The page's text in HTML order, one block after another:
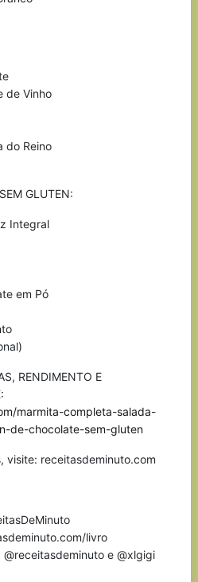
de Vinho
do Reino
GLUTEN:
Integral
em Pó
RENDIMENTO E
marmita-completa-salada-
de-chocolate-sem-gluten
visite: receitasdeminuto.com
livro
e @xlgigi